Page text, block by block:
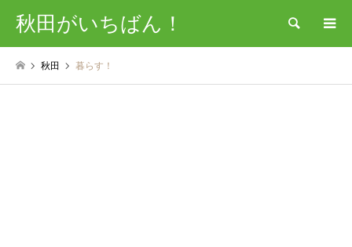
秋田がいちばん！ 検索
秋田 暮らす！